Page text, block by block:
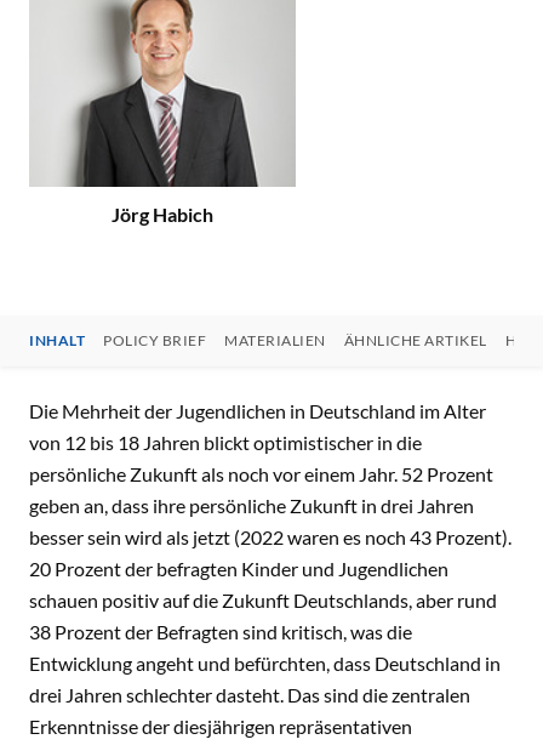
Jörg Habich
INHALT POLICY BRIEF MATERIALIEN ÄHNLICHE ARTIKEL
INHALT
Die Mehrheit der Jugendlichen in Deutschland im Alter
von 12 bis 18 Jahren blickt optimistischer in die
persönliche Zukunft als noch vor einem Jahr. 52 Prozent
geben an, dass ihre persönliche Zukunft in drei Jahren
besser sein wird als jetzt (2022 waren es noch 43 Prozent).
20 Prozent der befragten Kinder und Jugendlichen
schauen positiv auf die Zukunft Deutschlands, aber rund
38 Prozent der Befragten sind kritisch, was die
Entwicklung angeht und befürchten, dass Deutschland in
drei Jahren schlechter dasteht. Das sind die zentralen
Erkenntnisse der diesjährigen repräsentativen